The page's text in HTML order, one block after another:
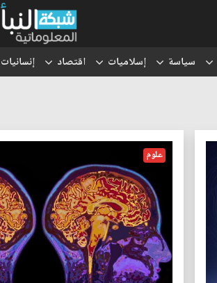
سياسة إسلاميات اقتصاد إنسانيات
علوم